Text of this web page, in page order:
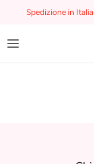
Spedizione in
Magazines